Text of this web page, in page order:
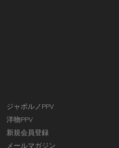
ジャポルノPPV
洋物PPV
新規会員登録
メールマガジン